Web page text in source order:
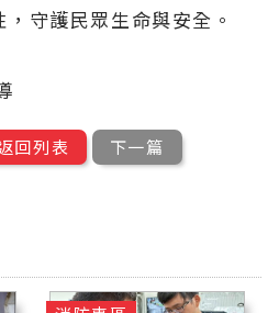
守護民眾生命與安全。
回列表 下一篇